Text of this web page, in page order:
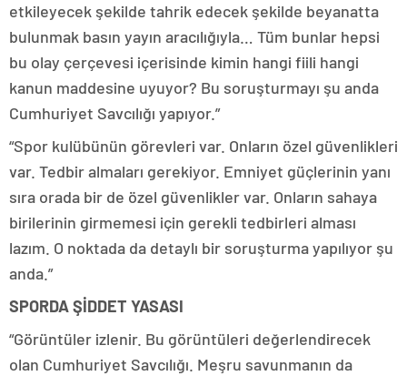
etkileyecek şekilde tahrik edecek şekilde beyanatta
bulunmak basın yayın aracılığıyla… Tüm bunlar hepsi
bu olay çerçevesi içerisinde kimin hangi fiili hangi
kanun maddesine uyuyor? Bu soruşturmayı şu anda
Cumhuriyet Savcılığı yapıyor.”
“Spor kulübünün görevleri var. Onların özel güvenlikleri
var. Tedbir almaları gerekiyor. Emniyet güçlerinin yanı
sıra orada bir de özel güvenlikler var. Onların sahaya
birilerinin girmemesi için gerekli tedbirleri alması
lazım. O noktada da detaylı bir soruşturma yapılıyor şu
anda.”
SPORDA ŞİDDET YASASI
“Görüntüler izlenir. Bu görüntüleri değerlendirecek
olan Cumhuriyet Savcılığı. Meşru savunmanın da